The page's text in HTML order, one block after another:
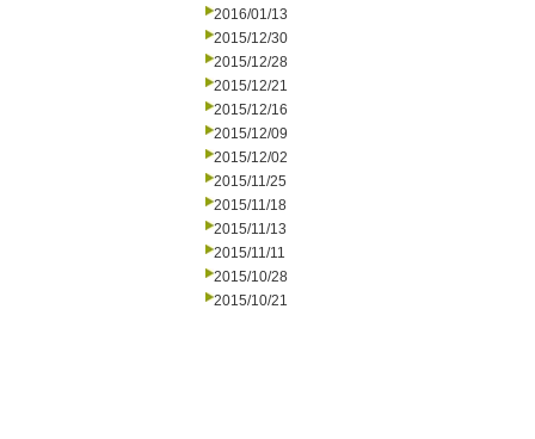
2016/01/13
2015/12/30
2015/12/28
2015/12/21
2015/12/16
2015/12/09
2015/12/02
2015/11/25
2015/11/18
2015/11/13
2015/11/11
2015/10/28
2015/10/21